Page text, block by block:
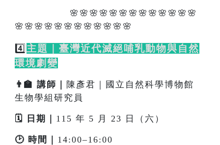
🌸🌸🌸🌸🌸🌸🌸🌸🌸🌸🌸🌸🌸
🌸🌸🌸🌸🌸🌸🌸🌸🌸🌸🌸🌸
4️⃣ 主題｜臺灣近代滅絕哺乳動物與自然
環境劇變
👨‍🏫 講師｜ 陳彥君｜國立自然科學博物館
生物學組研究員
🗓️ 日期｜ 115 年 5 月 23 日（六）
🕑 時間｜ 14:00–16:00